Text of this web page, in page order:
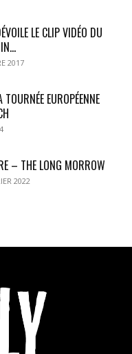
LE CLIP VIDÉO DU
2017
EUROPÉENNE
– THE LONG MORROW
2022